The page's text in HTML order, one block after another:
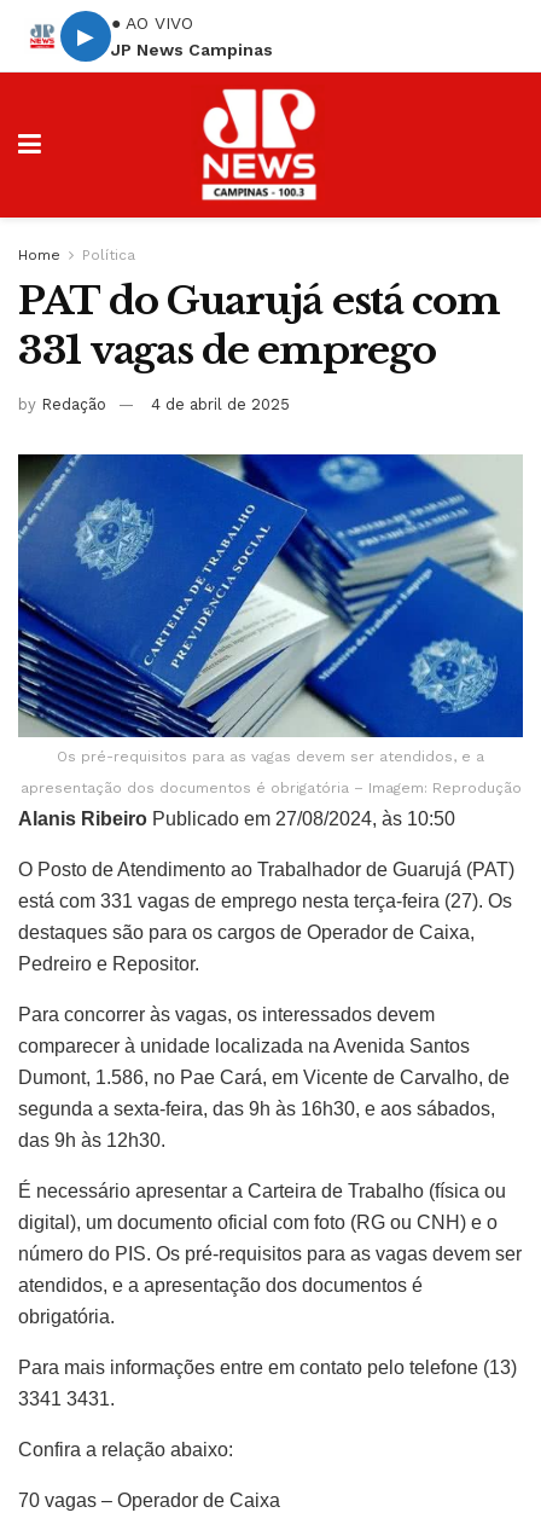
▶
● AO VIVO
JP News Campinas
Home Política
PAT do Guarujá está com
331 vagas de emprego
by Redação 4 de abril de 2025
Os pré-requisitos para as vagas devem ser atendidos, e a
apresentação dos documentos é obrigatória – Imagem: Reprodução
Alanis Ribeiro Publicado em 27/08/2024, às 10:50
O Posto de Atendimento ao Trabalhador de Guarujá (PAT)
está com 331 vagas de emprego nesta terça-feira (27). Os
destaques são para os cargos de Operador de Caixa,
Pedreiro e Repositor.
Para concorrer às vagas, os interessados devem
comparecer à unidade localizada na Avenida Santos
Dumont, 1.586, no Pae Cará, em Vicente de Carvalho, de
segunda a sexta-feira, das 9h às 16h30, e aos sábados,
das 9h às 12h30.
É necessário apresentar a Carteira de Trabalho (física ou
digital), um documento oficial com foto (RG ou CNH) e o
número do PIS. Os pré-requisitos para as vagas devem ser
atendidos, e a apresentação dos documentos é
obrigatória.
Para mais informações entre em contato pelo telefone (13)
3341 3431.
Confira a relação abaixo:
70 vagas – Operador de Caixa